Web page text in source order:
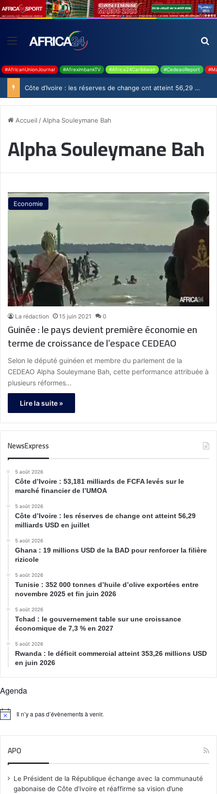
#AfricanUnionJournal #AfreximbankTV #Africa24Caribbean #CedeaoReport
Côte d’Ivoire : les réserves de change ont atteint 56,29 milliards USD en juillet
Accueil / Alpha Souleymane Bah
Alpha Souleymane Bah
Economie
La rédaction 15 juin 2021 0
Guinée : le pays devient première économie en
terme de croissance de l’espace CEDEAO
Selon le député guinéen et membre du parlement de la
CEDEAO Alpha Souleymane Bah, cette performance attribuée à
plusieurs réformes…
Lire la suite »
NewsExpress
5 août 2026
Côte d’Ivoire : 53,181 milliards de FCFA levés sur le
marché financier de l’UMOA
5 août 2026
Côte d’Ivoire : les réserves de change ont atteint 56,29
milliards USD en juillet
5 août 2026
Ghana : 19 millions USD de la BAD pour renforcer la filière
rizicole
5 août 2026
Tunisie : 352 000 tonnes d’huile d’olive exportées entre
novembre 2025 et fin juin 2026
5 août 2026
Tchad : le gouvernement table sur une croissance
économique de 7,3 % en 2027
5 août 2026
Rwanda : le déficit commercial atteint 353,26 millions USD
en juin 2026
Agenda
N
Il n’y a pas d’évènements à venir.
APO
Le Président de la République échange avec la communauté
gabonaise de Côte d’Ivoire et réaffirme sa vision d’une